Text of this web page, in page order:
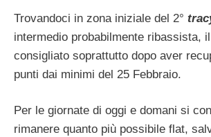
Trovandoci in zona iniziale del 2°
intermedio probabilmente ribassista,
consigliato soprattutto dopo aver
punti dai minimi del 25 Febbraio.
Per le giornate di oggi e domani si
rimanere quanto più possibile flat,